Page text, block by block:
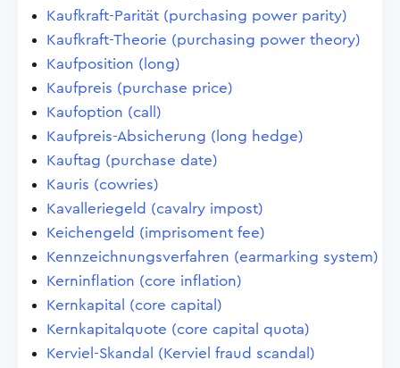
Kaufkraft-Parität (purchasing power parity)
Kaufkraft-Theorie (purchasing power theory)
Kaufposition (long)
Kaufpreis (purchase price)
Kaufoption (call)
Kaufpreis-Absicherung (long hedge)
Kauftag (purchase date)
Kauris (cowries)
Kavalleriegeld (cavalry impost)
Keichengeld (imprisoment fee)
Kennzeichnungsverfahren (earmarking system)
Kerninflation (core inflation)
Kernkapital (core capital)
Kernkapitalquote (core capital quota)
Kerviel-Skandal (Kerviel fraud scandal)